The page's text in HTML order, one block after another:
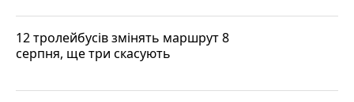
12 тролейбусів змінять маршрут 8
серпня, ще три скасують